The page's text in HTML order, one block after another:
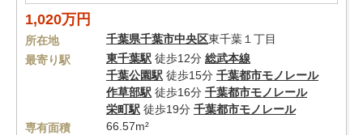
1,020万円
所在地 千葉県千葉市中央区東千葉１丁目
最寄り駅
東千葉駅 徒歩12分 総武本線
千葉公園駅 徒歩15分 千葉都市モノレール
作草部駅 徒歩16分 千葉都市モノレール
栄町駅 徒歩19分 千葉都市モノレール
専有面積
66.57m²